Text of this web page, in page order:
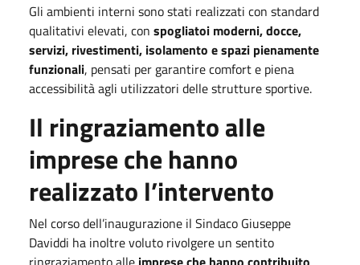
Gli ambienti interni sono stati realizzati con standard
qualitativi elevati, con spogliatoi moderni, docce,
servizi, rivestimenti, isolamento e spazi pienamente
funzionali, pensati per garantire comfort e piena
accessibilità agli utilizzatori delle strutture sportive.
Il ringraziamento alle
imprese che hanno
realizzato l’intervento
Nel corso dell’inaugurazione il Sindaco Giuseppe
Daviddi ha inoltre voluto rivolgere un sentito